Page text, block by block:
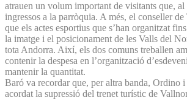
atrauen un volum important de visitants que, al
ingressos a la parròquia. A més, el conseller
que els actes esportius que s’han organitzat
la imatge i el posicionament de les Valls del
tota Andorra. Així, els dos comuns treballen
contenir la despesa en l’organització
mantenir la quantitat.
Baró va recordar que, per altra banda, Ordino i
acordat la supressió del trenet turístic de